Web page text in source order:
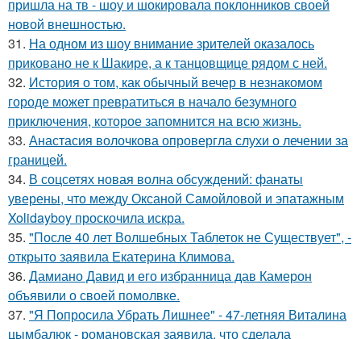
пришла на тв - шоу и шокировала поклонников своей
новой внешностью.
31. На одном из шоу внимание зрителей оказалось
приковано не к Шакире, а к танцовщице рядом с ней.
32. История о том, как обычный вечер в незнакомом
городе может превратиться в начало безумного
приключения, которое запомнится на всю жизнь.
33. Анастасия волочкова опровергла слухи о лечении за
границей.
34. В соцсетях новая волна обсуждений: фанаты
уверены, что между Оксаной Самойловой и эпатажным
Xolidayboy проскочила искра.
35. "После 40 лет Волшебных Таблеток не Существует", -
открыто заявила Екатерина Климова.
36. Дамиано Давид и его избранница дав Камерон
объявили о своей помолвке.
37. "Я Попросила Убрать Лишнее" - 47-летняя Виталина
цымбалюк - романовская заявила, что сделала